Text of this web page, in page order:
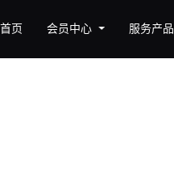
首页 会员中心 服务产品